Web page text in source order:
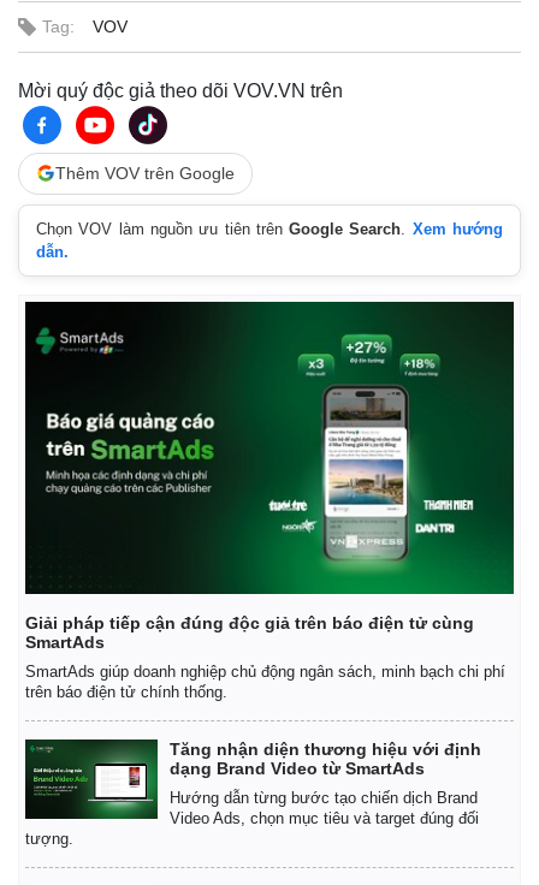
Quan sát
Cuộc sống đó đây
Ảnh
Infographic
Tag: VOV
Mời quý độc giả theo dõi VOV.VN trên
Thêm VOV trên Google
Chọn VOV làm nguồn ưu tiên trênGoogle Search
Xem hướng
dẫn.
Giải pháp tiếp cận đúng độc giả trên báo điện tử cùng
SmartAds
SmartAds giúp doanh nghiệp chủ động ngân sách, minh bạch chi phí
trên báo điện tử chính thống.
Tăng nhận diện thương hiệu với định
dạng Brand Video từ SmartAds
Hướng dẫn từng bước tạo chiến dịch Brand
Video Ads, chọn mục tiêu và target đúng đối
tượng.